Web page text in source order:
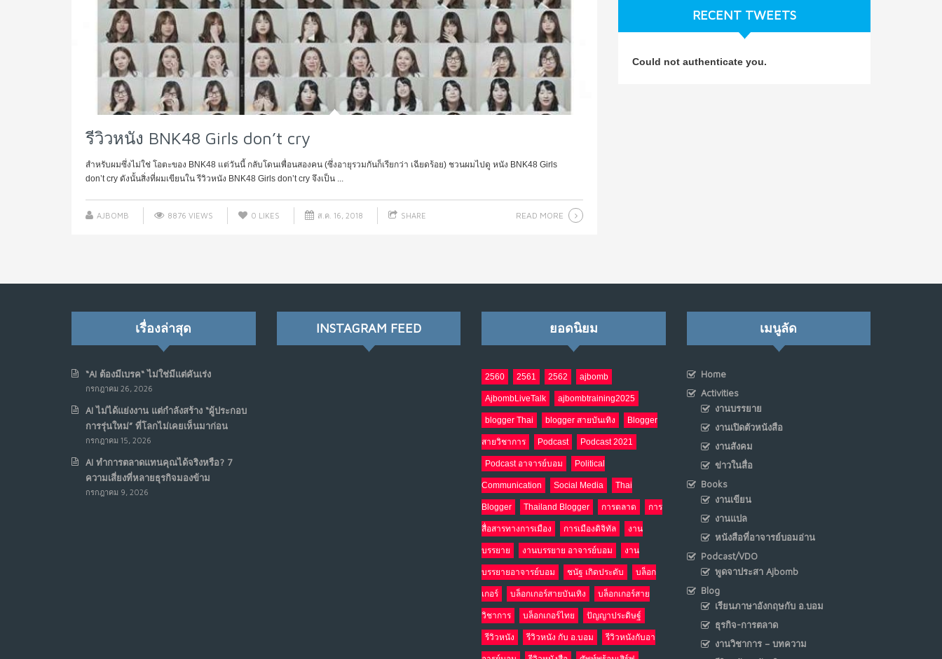
รีวิวหนัง BNK48 Girls don’t cry
สำหรับผมซึ่งไม่ใช่ โอตะของ BNK48 แต่วันนี้ กลับโดนเพื่อนสองคน (ซึ่งอายุรวมกันก็เรียกว่า เฉียดร้อย) ชวนผมไปดู หนัง BNK48 Girls
don’t cry ดังนั้นสิ่งที่ผมเขียนใน รีวิวหนัง BNK48 Girls don’t cry จึงเป็น ...
AJBOMB 8876 VIEWS 0 LIKES ส.ค. 16, 2018 SHARE READ MORE
NO COMMENTS
จาก Dan Koe ในแบบอาจารย์บอม
เปลี่ยนรัฐราชการไปตลอดกาล
เมื่อโลกออนไลน์ กลายเป็น“ศาลเตี้ย”
พ.ค. 4, 2026
NO COMMENTS
น้ำตาเรา .. เป็นกรดจริงหรือ??
เม.ย. 19, 2026
NO COMMENTS
10 อินโดนีเซีย กับเกมอำนาจที่มองไม่เห็น
เม.ย. 19, 2026
RECENT TWEETS
Could not authenticate you.
เรื่องล่าสุด
“AI ต้องมีเบรค“ ไม่ใช่มีแต่คันเร่ง
กรกฎาคม 26, 2026
AI ไม่ได้แย่งงาน แต่กำลังสร้าง “ผู้ประกอบ
การรุ่นใหม่” ที่โลกไม่เคยเห็นมาก่อน
กรกฎาคม 15, 2026
AI ทำการตลาดแทนคุณได้จริงหรือ? 7
ความเสี่ยงที่หลายธุรกิจมองข้าม
กรกฎาคม 9, 2026
INSTAGRAM FEED ยอดนิยม
2560 2561 2562 ajbomb
AjbombLiveTalk ajbombtraining2025
blogger Thai blogger สายบันเทิง Blogger
สายวิชาการ Podcast Podcast 2021
Podcast อาจารย์บอม Political
Communication Social Media Thai
Blogger Thailand Blogger การตลาด การ
สื่อสารทางการเมือง การเมืองดิจิทัล งาน
บรรยาย งานบรรยาย อาจารย์บอม งาน
บรรยายอาจารย์บอม ชนัฐ เกิดประดับ บล็อก
เกอร์ บล็อกเกอร์สายบันเทิง บล็อกเกอร์สาย
วิชาการ บล็อกเกอร์ไทย ปัญญาประดิษฐ์
รีวิวหนัง รีวิวหนัง กับ อ.บอม รีวิวหนังกับอา
เมนูลัด
Home
Activities
งานบรรยาย
งานเปิดตัวหนังสือ
งานสังคม
ข่าวในสื่อ
Books
งานเขียน
งานแปล
หนังสือที่อาจารย์บอมอ่าน
Podcast/VDO
พูดจาประสา Ajbomb
Blog
เรียนภาษาอังกฤษกับ อ.บอม
ธุรกิจ-การตลาด
งานวิชาการ – บทความ